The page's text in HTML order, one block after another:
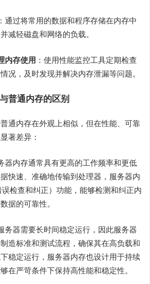
：通过将常用的数据和程序存储在内存中
减轻磁盘和网络的负载。
内存使用 ：使用性能监控工具定期检查
况，及时发现并解决内存泄漏等问题。
普通内存的区别
通内存在外观上相似，但在性能、可靠
著差异：
器内存通常具有更高的工作频率和更低
快速、准确地传输到处理器，服务器内
检查和纠正）功能，能够检测和纠正内
据的可靠性。
务器需要长时间稳定运行，因此服务器
造标准和测试流程，确保其在高负载和
稳定运行，服务器内存也设计用于持续
在严苛条件下保持高性能和稳定性。